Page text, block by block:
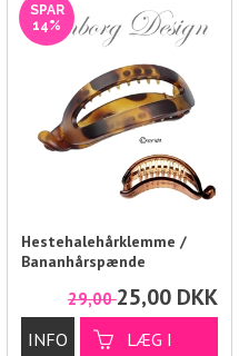
SPAR
14%
Hestehalehårklemme /
Bananhårspænde
29,0025,00 DKK